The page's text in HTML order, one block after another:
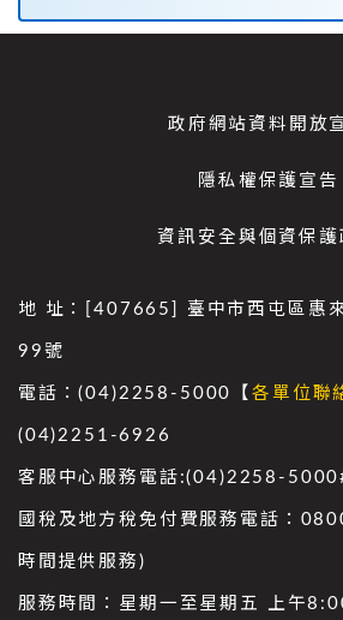
政府網站資料開放
隱私權保護宣告
資訊安全與個資保護
地 址：[407665] 臺中市西屯區惠
99號
電話：(04)2258-5000【各單位聯
(04)2251-6926
客服中心服務電話:(04)2258-
國稅及地方稅免付費服務電話：
時間提供服務)
服務時間：星期一至星期五 上午